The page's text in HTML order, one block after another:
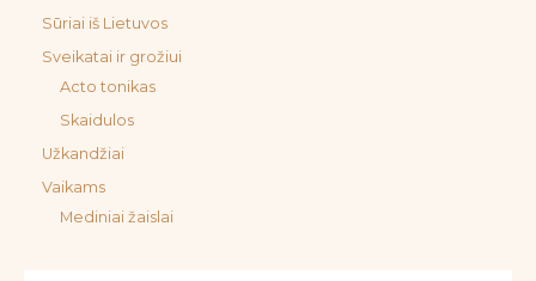
Sūriai iš Lietuvos
Sveikatai ir grožiui
Acto tonikas
Skaidulos
Užkandžiai
Vaikams
Mediniai žaislai